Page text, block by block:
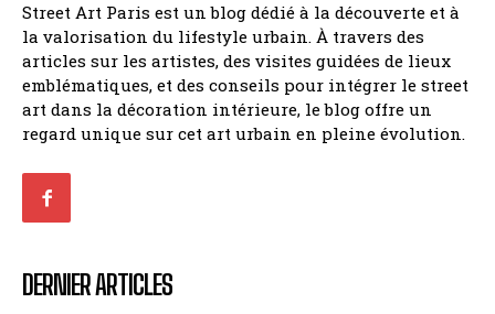
Street Art Paris est un blog dédié à la découverte et à
la valorisation du lifestyle urbain. À travers des
articles sur les artistes, des visites guidées de lieux
emblématiques, et des conseils pour intégrer le street
art dans la décoration intérieure, le blog offre un
regard unique sur cet art urbain en pleine évolution.
DERNIER ARTICLES